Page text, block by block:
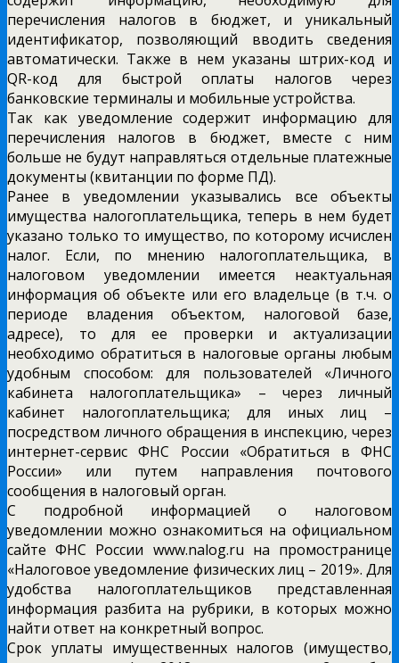
перечисления налогов в бюджет, и уникальный
идентификатор, позволяющий вводить сведения
автоматически. Также в нем указаны штрих-код и
QR-код для быстрой оплаты налогов через
банковские терминалы и мобильные устройства.
Так как уведомление содержит информацию для
перечисления налогов в бюджет, вместе с ним
больше не будут направляться отдельные платежные
документы (квитанции по форме ПД).
Ранее в уведомлении указывались все объекты
имущества налогоплательщика, теперь в нем будет
указано только то имущество, по которому исчислен
налог. Если, по мнению налогоплательщика, в
налоговом уведомлении имеется неактуальная
информация об объекте или его владельце (в т.ч. о
периоде владения объектом, налоговой базе,
адресе), то для ее проверки и актуализации
необходимо обратиться в налоговые органы любым
удобным способом: для пользователей «Личного
кабинета налогоплательщика» – через личный
кабинет налогоплательщика; для иных лиц –
посредством личного обращения в инспекцию, через
интернет-сервис ФНС России «Обратиться в ФНС
России» или путем направления почтового
сообщения в налоговый орган.
С подробной информацией о налоговом
уведомлении можно ознакомиться на официальном
сайте ФНС России www.nalog.ru на промостранице
«Налоговое уведомление физических лиц – 2019». Для
удобства налогоплательщиков представленная
информация разбита на рубрики, в которых можно
найти ответ на конкретный вопрос.
Срок уплаты имущественных налогов (имущество,